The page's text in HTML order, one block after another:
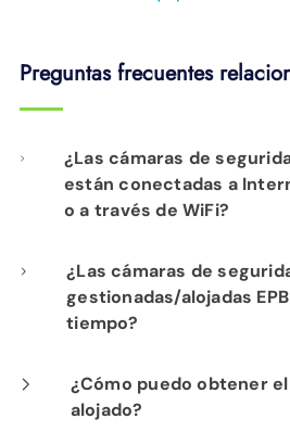
Preguntas frecuentes
¿Las cámaras de
están conectadas a
o a través de WiFi?
Nuestra instalación
cableado de cada cámara
infraestructura de red de
¿Las cámaras de
gestionadas/alojadas
tiempo?
Sí. Los productos de
cámaras alojadas de EPB
¿Cómo puedo obtener
alojado?